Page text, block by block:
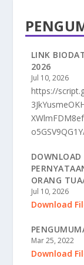
LINK
2026
Jul 10, 2026
https://
ORANG
Jul 10, 2026
Download
Mar 25, 2022
Download